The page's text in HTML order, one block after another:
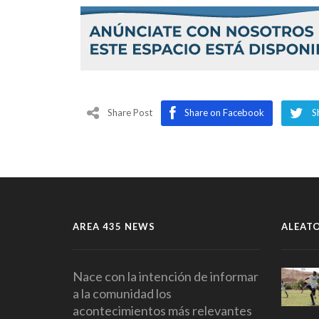
Share Post Share on Facebook
AREA 435 NEWS
Nace con la intención de informar
a la comunidad los
acontecimientos más relevantes